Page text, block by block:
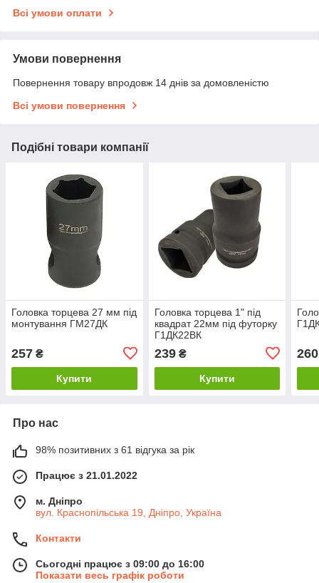
Всі умови оплати
Умови повернення
Повернення товару впродовж 14 днів за домовленістю
Всі умови повернення
Подібні товари компанії
Головка торцева 27 мм під
монтування ГМ27ДК
257 ₴
Купити
Головка торцева 1" під
квадрат 22мм під футорку
Г1ДК22ВК
239₴
Купити
260
Про нас
98% позитивних з 61 відгука за рік
Працює з 21.01.2022
м. Дніпро
вул. Краснопільська 19, Дніпро, Україна
Контакти
Сьогодні працює з 09:00 до 16:00
Показати весь графік роботи